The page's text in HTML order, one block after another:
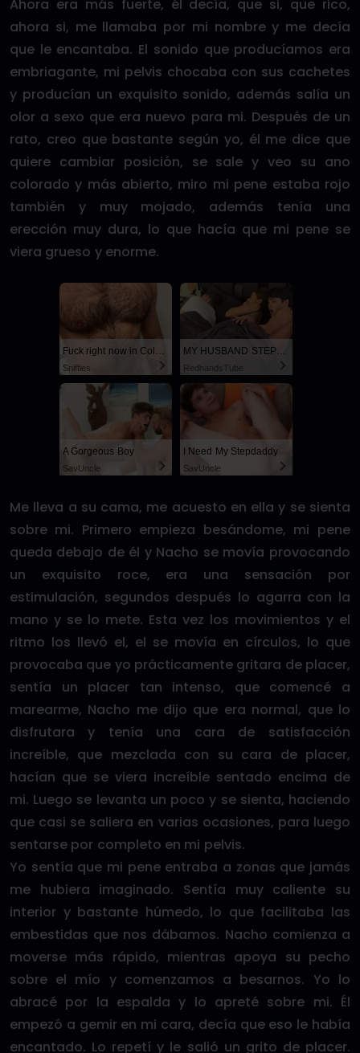
Ahora era más fuerte, él decía, que si, que rico,
ahora si, me llamaba por mi nombre y me decía
que le encantaba. El sonido que producíamos era
embriagante, mi pelvis chocaba con sus cachetes
y producían un exquisito sonido, además salía un
olor a sexo que era nuevo para mi. Después de un
rato, creo que bastante según yo, él me dice que
quiere cambiar posición, se sale y veo su ano
colorado y más abierto, miro mi pene estaba rojo
también y muy mojado, además tenía una
erección muy dura, lo que hacía que mi pene se
viera grueso y enorme.
Fuck right now in Columbus
Sniffies
MY HUSBAND STEPSON MISTAKENLY GIVES ME IN THE ASS
RedhandsTube
A Gorgeous Boy
SayUncle
I Need My Stepdaddy
SayUncle
Me lleva a su cama, me acuesto en ella y se sienta
sobre mi. Primero empieza besándome, mi pene
queda debajo de él y Nacho se movía provocando
un exquisito roce, era una sensación por
estimulación, segundos después lo agarra con la
mano y se lo mete. Esta vez los movimientos y el
ritmo los llevó el, el se movía en círculos, lo que
provocaba que yo prácticamente gritara de placer,
sentía un placer tan intenso, que comencé a
marearme, Nacho me dijo que era normal, que lo
disfrutara y tenía una cara de satisfacción
increíble, que mezclada con su cara de placer,
hacían que se viera increíble sentado encima de
mi. Luego se levanta un poco y se sienta, haciendo
que casi se saliera en varias ocasiones, para luego
sentarse por completo en mi pelvis.
Yo sentía que mi pene entraba a zonas que jamás
me hubiera imaginado. Sentía muy caliente su
interior y bastante húmedo, lo que facilitaba las
embestidas que nos dábamos. Nacho comienza a
moverse más rápido, mientras apoya su pecho
sobre el mío y comenzamos a besarnos. Yo lo
abracé por la espalda y lo apreté sobre mi. Él
empezó a gemir en mi cara, decía que eso le había
encantado. Lo repetí y le salió un grito de placer.